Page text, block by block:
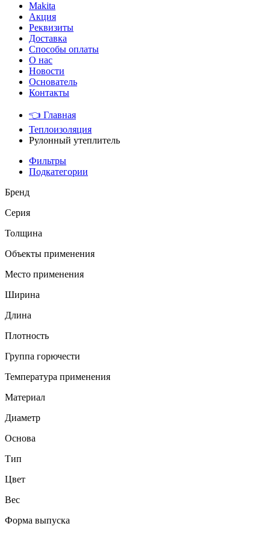
Makita
Акция
Реквизиты
Доставка
Способы оплаты
О нас
Новости
Основатель
Контакты
👈 Главная
Теплоизоляция
Рулонный утеплитель
Фильтры
Подкатегории
Бренд
Серия
Толщина
Объекты применения
Место применения
Ширина
Длина
Плотность
Группа горючести
Температура применения
Материал
Диаметр
Основа
Тип
Цвет
Вес
Форма выпуска